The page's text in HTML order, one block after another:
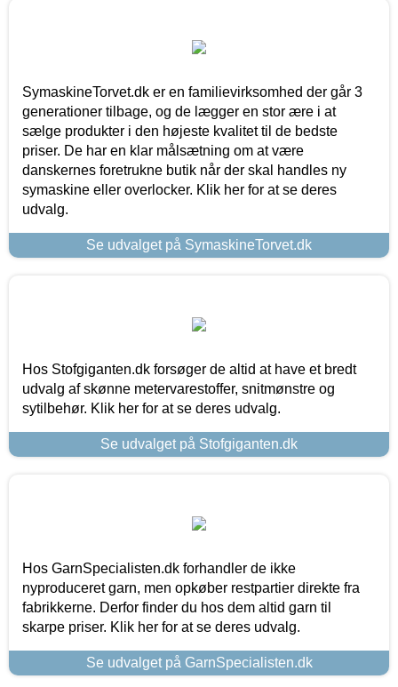
SymaskineTorvet.dk er en familievirksomhed der går 3
generationer tilbage, og de lægger en stor ære i at
sælge produkter i den højeste kvalitet til de bedste
priser. De har en klar målsætning om at være
danskernes foretrukne butik når der skal handles ny
symaskine eller overlocker. Klik her for at se deres
udvalg.
Se udvalget på SymaskineTorvet.dk
Hos Stofgiganten.dk forsøger de altid at have et bredt
udvalg af skønne metervarestoffer, snitmønstre og
sytilbehør. Klik her for at se deres udvalg.
Se udvalget på Stofgiganten.dk
Hos GarnSpecialisten.dk forhandler de ikke
nyproduceret garn, men opkøber restpartier direkte fra
fabrikkerne. Derfor finder du hos dem altid garn til
skarpe priser. Klik her for at se deres udvalg.
Se udvalget på GarnSpecialisten.dk